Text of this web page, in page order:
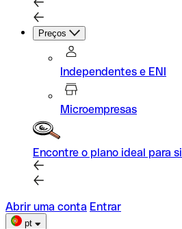
Preços
Independentes e ENI
Microempresas
Encontre o plano ideal para si
Abrir uma conta Entrar
pt